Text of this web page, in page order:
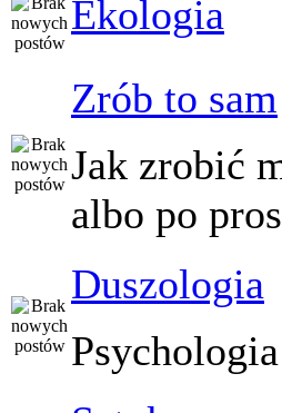
Ekologia
Zrób to sam
Jak zrobić
albo po
Duszologia